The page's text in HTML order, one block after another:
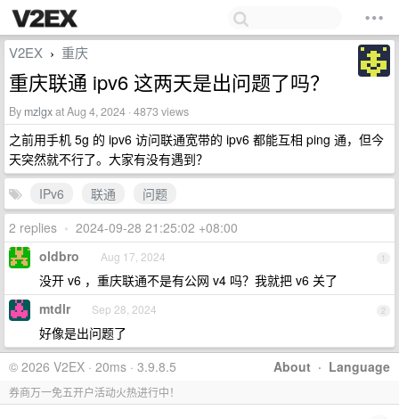
V2EX › 重庆
重庆联通 ipv6 这两天是出问题了吗？
By mzlgxat Aug 4, 2024 · 4873 views
之前用手机 5g 的 ipv6 访问联通宽带的 ipv6 都能互相 ping 通，但今
天突然就不行了。大家有没有遇到？
IPv6
联通
问题
2 replies • 2024-09-28 21:25:02 +08:00
1
oldbro Aug 17, 2024
没开 v6 ，重庆联通不是有公网 v4 吗？我就把 v6 关了
2
mtdlr Sep 28, 2024
好像是出问题了
About · Language
© 2026 V2EX · 20ms · 3.9.8.5
券商万一免五开户活动火热进行中！